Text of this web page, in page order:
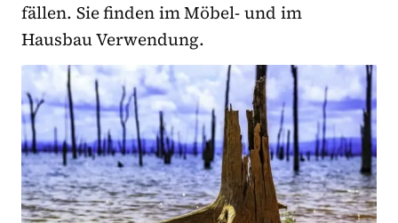
fällen. Sie finden im Möbel- und im
Hausbau Verwendung.